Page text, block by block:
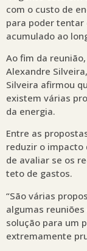
com o custo de
para poder tentar
acumulado ao
Ao fim da
Alexandre
Silveira afirmou
existem várias
da energia.
Entre as
reduzir o impacto
de avaliar se os
teto de gastos.
“São várias
algumas
solução para um
extremamente